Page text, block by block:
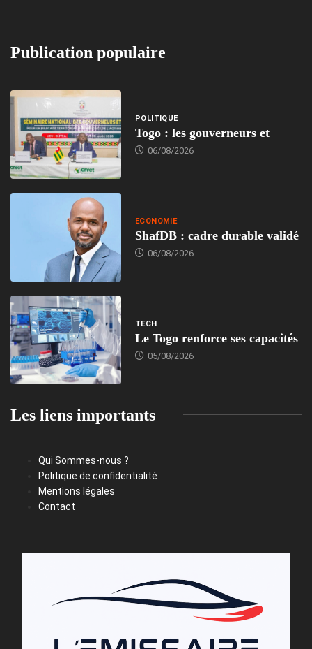
Publication populaire
POLITIQUE
Togo : les gouverneurs et
06/08/2026
ECONOMIE
ShafDB : cadre durable validé
06/08/2026
TECH
Le Togo renforce ses capacités
05/08/2026
Les liens importants
Qui Sommes-nous ?
Politique de confidentialité
Mentions légales
Contact